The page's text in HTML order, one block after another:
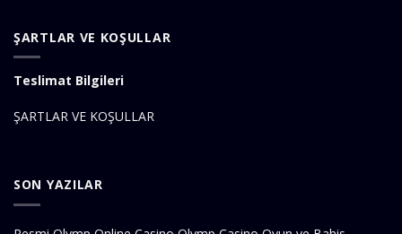
ŞARTLAR VE KOŞULLAR
Teslimat Bilgileri
ŞARTLAR VE KOŞULLAR
SON YAZILAR